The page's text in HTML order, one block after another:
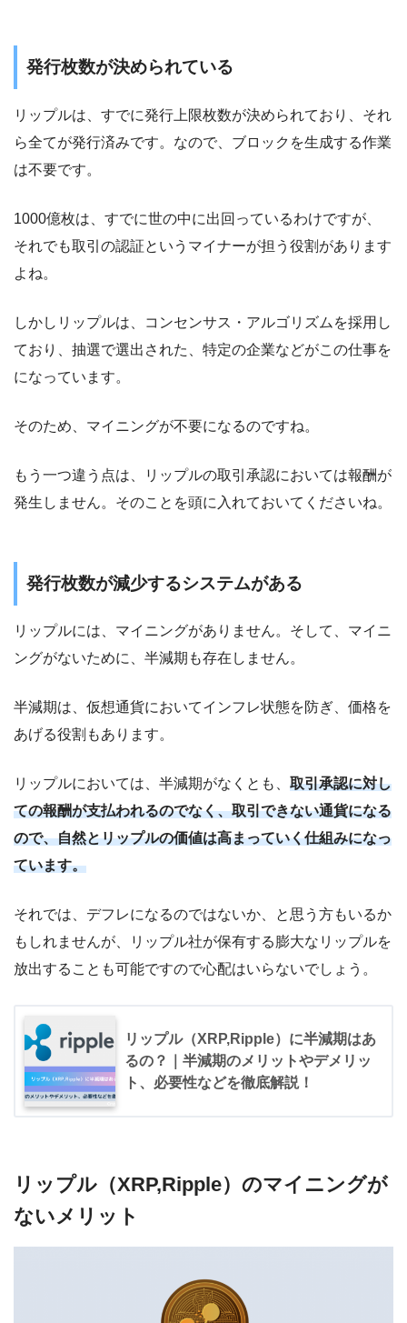
発行枚数が決められている
リップルは、すでに発行上限枚数が決められており、それ
ら全てが発行済みです。なので、ブロックを生成する作業
は不要です。
1000億枚は、すでに世の中に出回っているわけですが、
それでも取引の認証というマイナーが担う役割があります
よね。
しかしリップルは、コンセンサス・アルゴリズムを採用し
ており、抽選で選出された、特定の企業などがこの仕事を
になっています。
そのため、マイニングが不要になるのですね。
もう一つ違う点は、リップルの取引承認においては報酬が
発生しません。そのことを頭に入れておいてくださいね。
発行枚数が減少するシステムがある
リップルには、マイニングがありません。そして、マイニ
ングがないために、半減期も存在しません。
半減期は、仮想通貨においてインフレ状態を防ぎ、価格を
あげる役割もあります。
リップルにおいては、半減期がなくとも、 取引承認に対し
ての報酬が支払われるのでなく、取引できない通貨になる
ので、自然とリップルの価値は高まっていく仕組みになっ
ています。
それでは、デフレになるのではないか、と思う方もいるか
もしれませんが、リップル社が保有する膨大なリップルを
放出することも可能ですので心配はいらないでしょう。
リップル（XRP,Ripple）に半減期はあ
るの？｜半減期のメリットやデメリッ
ト、必要性などを徹底解説！
リップル（XRP,Ripple）のマイニングが
ないメリット